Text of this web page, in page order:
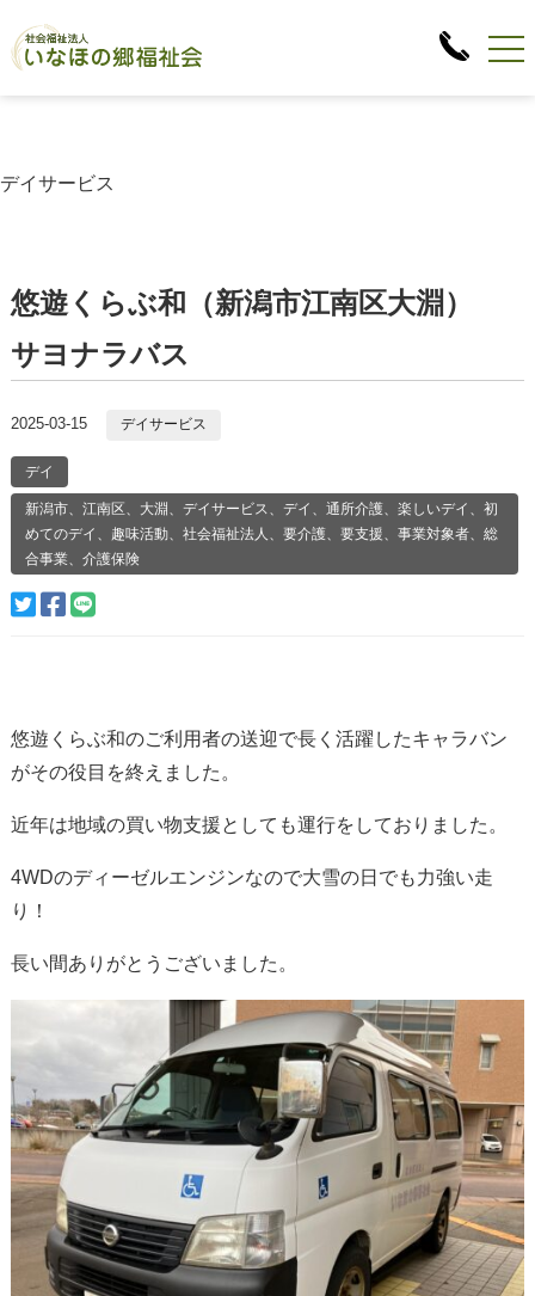
デイサービス
悠遊くらぶ和（新潟市江南区大淵）
サヨナラバス
2025-03-15 デイサービス
デイ
新潟市、江南区、大淵、デイサービス、デイ、通所介護、楽しいデイ、初
めてのデイ、趣味活動、社会福祉法人、要介護、要支援、事業対象者、総
合事業、介護保険
悠遊くらぶ和のご利用者の送迎で長く活躍したキャラバン
がその役目を終えました。
近年は地域の買い物支援としても運行をしておりました。
4WDのディーゼルエンジンなので大雪の日でも力強い走
り！
長い間ありがとうございました。